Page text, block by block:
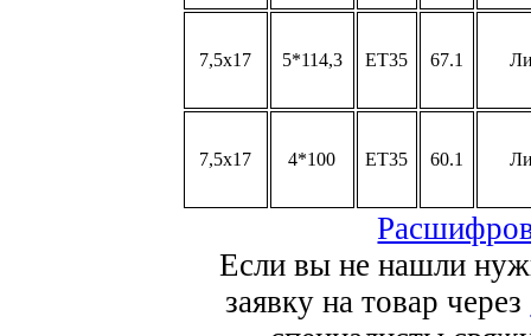
7,5x17 5*114,3 ET35 67.1
7,5x17 4*100 ET35 60.1
Если вы не нашли
заявку на товар через